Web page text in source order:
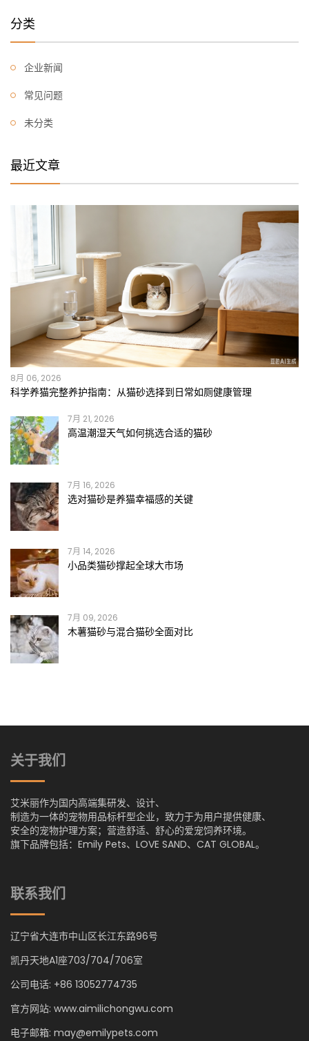
分类
企业新闻
常见问题
未分类
最近文章
8月 06, 2026
科学养猫完整养护指南：从猫砂选择到日常如厕健康管理
7月 21, 2026
高温潮湿天气如何挑选合适的猫砂
7月 16, 2026
选对猫砂是养猫幸福感的关键
7月 14, 2026
小品类猫砂撑起全球大市场
7月 09, 2026
木薯猫砂与混合猫砂全面对比
关于我们
艾米丽作为国内高端集研发、设计、
制造为一体的宠物用品标杆型企业，致力于为用户提供健康、
安全的宠物护理方案；营造舒适、舒心的爱宠饲养环境。
旗下品牌包括：Emily Pets、LOVE SAND、CAT GLOBAL。
联系我们
辽宁省大连市中山区长江东路96号
凯丹天地A1座703/704/706室
公司电话: +86 13052774735
官方网站: www.aimilichongwu.com
电子邮箱: may@emilypets.com